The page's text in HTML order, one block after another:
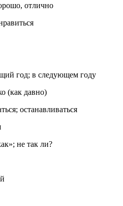
отлично
год; в следующем году
(как давно)
останавливаться
не так ли?